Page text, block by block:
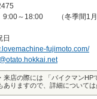
9:00～18:00 （冬季間1
日
fujimoto.com/
来店の際には 「バイクマン
ありますので、詳細について